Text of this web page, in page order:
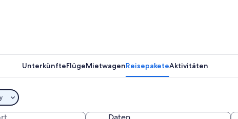
UnterkünfteFlügeMietwagenReisepaketeAktivitäten